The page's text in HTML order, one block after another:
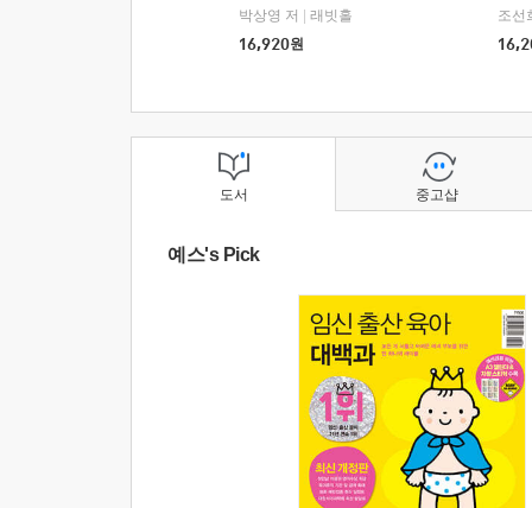
박상영 저
래빗홀
16,920원
조선
도서
예스's Pick
중고샵